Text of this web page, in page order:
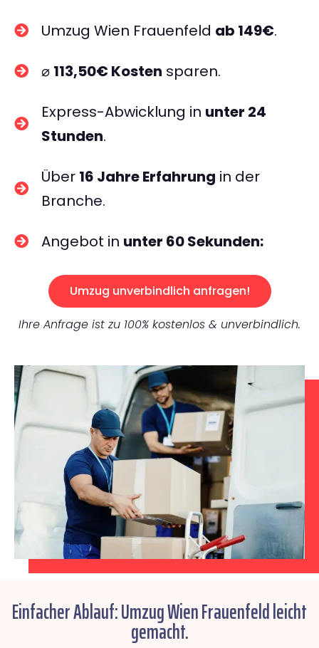
Umzug Wien Frauenfeld ab 149€.
⌀ 113,50€ Kosten sparen.
Express-Abwicklung in unter 24
Stunden.
Über 16 Jahre Erfahrung in der
Branche.
Angebot in unter 60 Sekunden:
Umzug unverbindlich anfragen!
Ihre Anfrage ist zu 100% kostenlos & unverbindlich.
Einfacher Ablauf: Umzug Wien Frauenfeld leicht
gemacht.